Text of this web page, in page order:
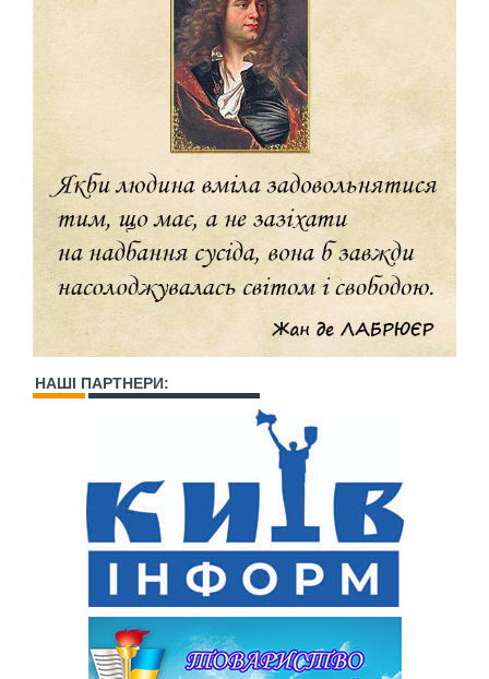
НАШІ ПАРТНЕРИ: